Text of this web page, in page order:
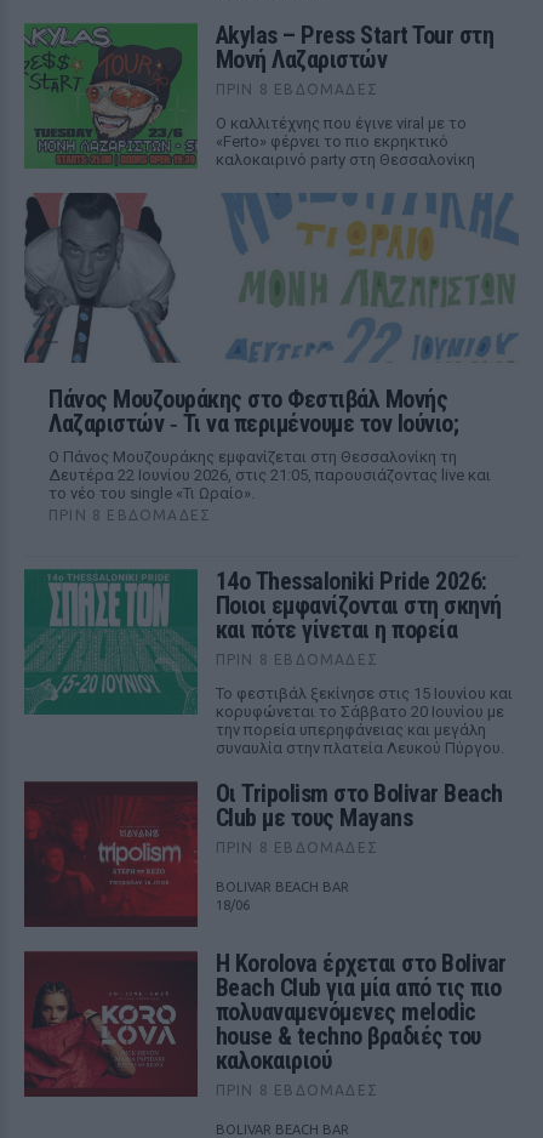
Akylas – Press Start Tour στη
Μονή Λαζαριστών
ΠΡΙΝ 8 ΕΒΔΟΜΆΔΕΣ
Ο καλλιτέχνης που έγινε viral με το
«Ferto» φέρνει το πιο εκρηκτικό
καλοκαιρινό party στη Θεσσαλονίκη
Πάνος Μουζουράκης στο Φεστιβάλ Μονής
Λαζαριστών ‑ Τι να περιμένουμε τον Ιούνιο;
Ο Πάνος Μουζουράκης εμφανίζεται στη Θεσσαλονίκη τη
Δευτέρα 22 Ιουνίου 2026, στις 21:05, παρουσιάζοντας live και
το νέο του single «Τι Ωραίο».
ΠΡΙΝ 8 ΕΒΔΟΜΆΔΕΣ
14ο Thessaloniki Pride 2026:
Ποιοι εμφανίζονται στη σκηνή
και πότε γίνεται η πορεία
ΠΡΙΝ 8 ΕΒΔΟΜΆΔΕΣ
Το φεστιβάλ ξεκίνησε στις 15 Ιουνίου και
κορυφώνεται το Σάββατο 20 Ιουνίου με
την πορεία υπερηφάνειας και μεγάλη
συναυλία στην πλατεία Λευκού Πύργου.
Οι Tripolism στο Bolivar Beach
Club με τους Mayans
ΠΡΙΝ 8 ΕΒΔΟΜΆΔΕΣ
BOLIVAR BEACH BAR
18/06
Η Korolova έρχεται στο Bolivar
Beach Club για μία από τις πιο
πολυαναμενόμενες melodic
house & techno βραδιές του
καλοκαιριού
ΠΡΙΝ 8 ΕΒΔΟΜΆΔΕΣ
BOLIVAR BEACH BAR